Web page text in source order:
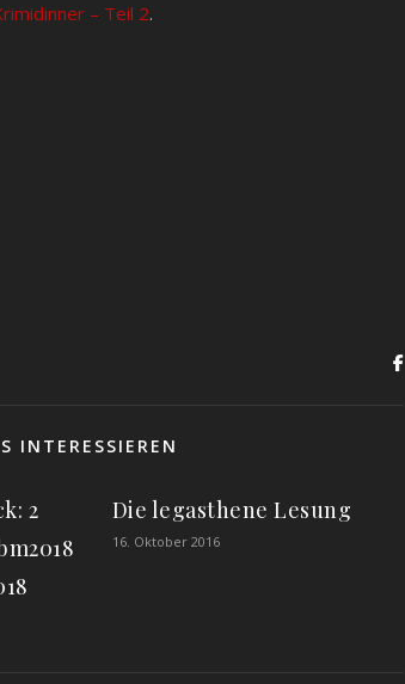
– Teil 2.
INTERESSIEREN
2
Die legasthene Lesung
16. Oktober 2016